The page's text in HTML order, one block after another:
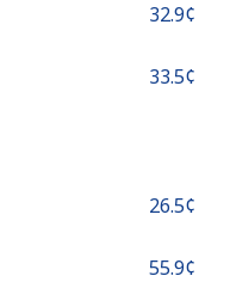
⁦32.9¢⁩
⁦33.5¢⁩
⁦26.5¢⁩
⁦55.9¢⁩